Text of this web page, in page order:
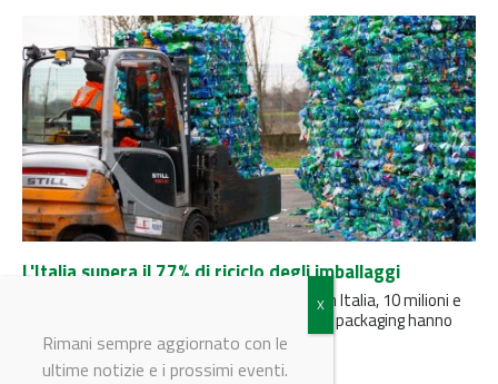
L'Italia supera il 77% di riciclo degli imballaggi
La Relazione generale CONAI annuncia che, in Italia, 10 milioni e
970mila tonnellate di materiali derivanti dal packaging hanno
trovato...
Rimani sempre aggiornato con le
ultime notizie e i prossimi eventi.